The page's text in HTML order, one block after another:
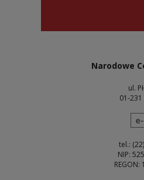
Narodowe
ul.
01-
tel.:
NIP: